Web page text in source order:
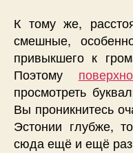
К тому же,
смешные,
привыкшего к
Поэтому
просмотреть
Вы проникнитесь
Эстонии глубже,
сюда ещё и ещё